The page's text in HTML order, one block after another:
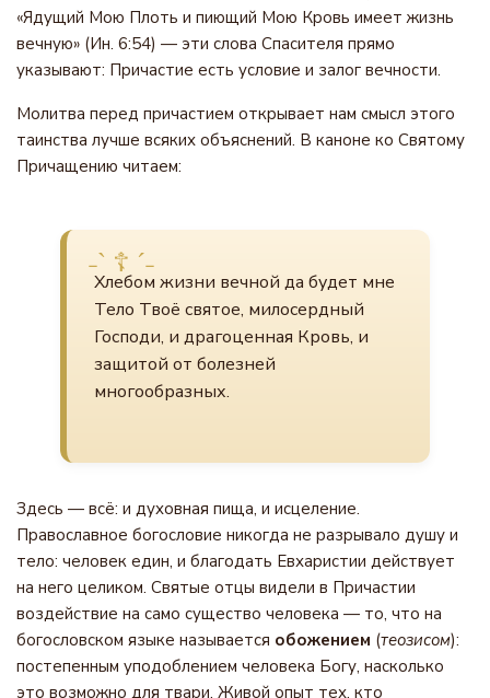
«Ядущий Мою Плоть и пиющий Мою Кровь имеет жизнь
вечную» (Ин. 6:54) — эти слова Спасителя прямо
указывают: Причастие есть условие и залог вечности.
Молитва перед причастием открывает нам смысл этого
таинства лучше всяких объяснений. В каноне ко Святому
Причащению читаем:
Хлебом жизни вечной да будет мне
Тело Твоё святое, милосердный
Господи, и драгоценная Кровь, и
защитой от болезней
многообразных.
Здесь — всё: и духовная пища, и исцеление.
Православное богословие никогда не разрывало душу и
тело: человек един, и благодать Евхаристии действует
на него целиком. Святые отцы видели в Причастии
воздействие на само существо человека — то, что на
богословском языке называется обожением (теозисом):
постепенным уподоблением человека Богу, насколько
это возможно для твари. Живой опыт тех, кто